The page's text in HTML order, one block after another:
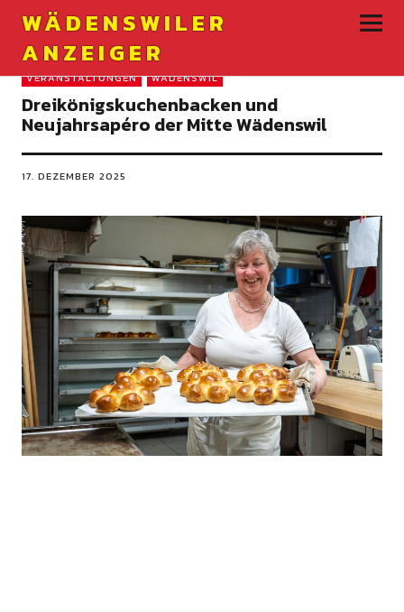
WÄDENSWILER
ANZEIGER
VERANSTALTUNGEN WÄDENSWIL
Dreikönigskuchenbacken und
Neujahrsapéro der Mitte Wädenswil
17. DEZEMBER 2025